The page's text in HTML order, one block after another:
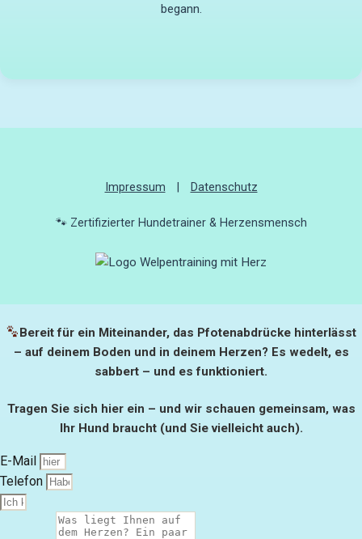
begann.
Impressum Datenschutz
🐾 Zertifizierter Hundetrainer & Herzensmensch
Bereit für ein Miteinander, das Pfotenabdrücke hinterlässt
– auf deinem Boden und in deinem Herzen? Es wedelt, es
sabbert – und es funktioniert.
Tragen Sie sich hier ein – und wir schauen gemeinsam, was
Ihr Hund braucht (und Sie vielleicht auch).
E-Mail
Telefon